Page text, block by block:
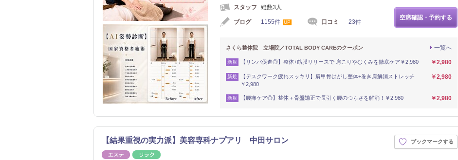
スタッフ 総数3人
ブログ 1155件 UP 口コミ 23件
空席確認・予約する
一覧へ
さくら整体院 立場院／TOTAL BODY CAREのクーポン
新規 【リンパ促進◎】整体+筋膜リリースで 肩こりやむくみを徹底ケア￥2,980 ￥2,980
新規
【デスクワーク疲れスッキリ】肩甲骨はがし整体+巻き肩解消ストレッチ
￥2,980
￥2,980
新規 【腰痛ケア◎】整体＋骨盤矯正で長引く腰のつらさを解消！￥2,980 ￥2,980
【結果重視の実力派】美容専科ナプアリ 中田サロン
エステ
ブックマークする